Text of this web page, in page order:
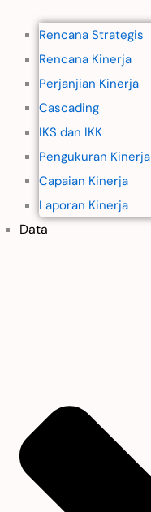
Rencana Strategis
Rencana Kinerja
Perjanjian Kinerja
Cascading
IKS dan IKK
Pengukuran Kinerja
Capaian Kinerja
Laporan Kinerja
Data